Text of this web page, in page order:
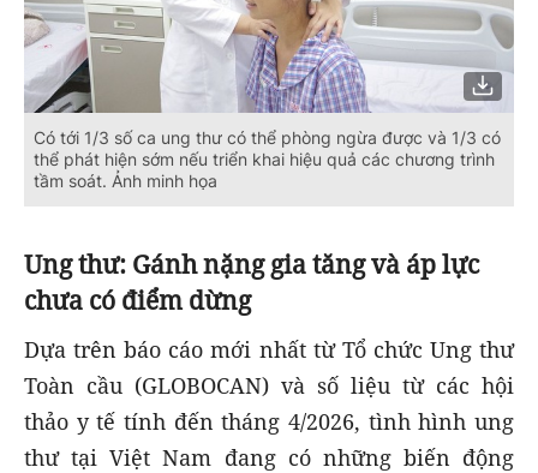
Có tới 1/3 số ca ung thư có thể phòng ngừa được và 1/3 có
thể phát hiện sớm nếu triển khai hiệu quả các chương trình
tầm soát. Ảnh minh họa
Ung thư: Gánh nặng gia tăng và áp lực
chưa có điểm dừng
Dựa trên báo cáo mới nhất từ Tổ chức Ung thư
Toàn cầu (GLOBOCAN) và số liệu từ các hội
thảo y tế tính đến tháng 4/2026, tình hình ung
thư tại Việt Nam đang có những biến động